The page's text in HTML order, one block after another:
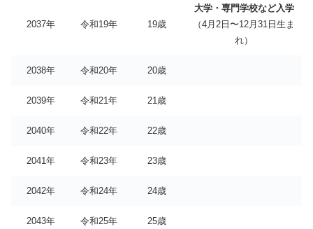
2037年 令和19年 19歳
大学・専門学校など入学
（4月2日〜12月31日生ま
れ）
2038年 令和20年 20歳
2039年 令和21年 21歳
2040年 令和22年 22歳
2041年 令和23年 23歳
2042年 令和24年 24歳
2043年 令和25年 25歳